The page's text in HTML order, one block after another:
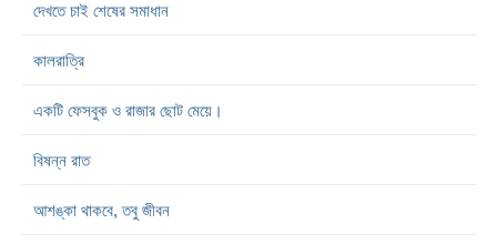
দেখতে চাই শেষের সমাধান
কালরাত্রি
একটি ফেসবুক ও রাজার ছোট মেয়ে।
বিষন্ন রাত
আশঙ্কা থাকবে, তবু জীবন